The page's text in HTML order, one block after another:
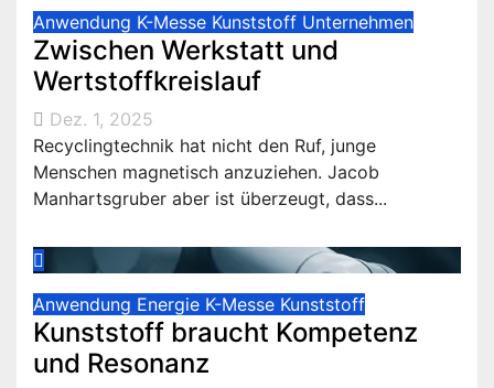
Anwendung K-Messe Kunststoff Unternehmen
Zwischen Werkstatt und
Wertstoffkreislauf
Dez. 1, 2025
Recyclingtechnik hat nicht den Ruf, junge
Menschen magnetisch anzuziehen. Jacob
Manhartsgruber aber ist überzeugt, dass...
Anwendung Energie K-Messe Kunststoff
Kunststoff braucht Kompetenz
und Resonanz